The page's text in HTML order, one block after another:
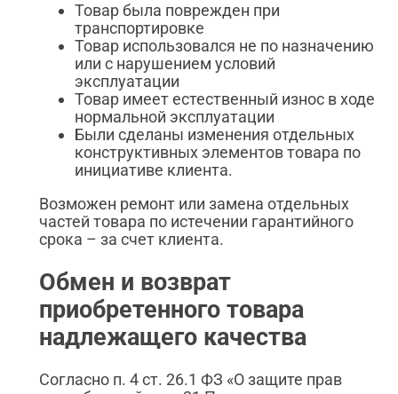
Товар была поврежден при
транспортировке
Товар использовался не по назначению
или с нарушением условий
эксплуатации
Товар имеет естественный износ в ходе
нормальной эксплуатации
Были сделаны изменения отдельных
конструктивных элементов товара по
инициативе клиента.
Возможен ремонт или замена отдельных
частей товара по истечении гарантийного
срока – за счет клиента.
Обмен и возврат
приобретенного товара
надлежащего качества
Согласно п. 4 ст. 26.1 ФЗ «О защите прав